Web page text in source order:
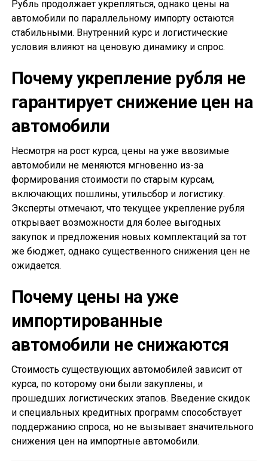
Рубль продолжает укрепляться, однако цены на
автомобили по параллельному импорту остаются
стабильными. Внутренний курс и логистические
условия влияют на ценовую динамику и спрос.
Почему укрепление рубля не
гарантирует снижение цен на
автомобили
Несмотря на рост курса, цены на уже ввозимые
автомобили не меняются мгновенно из-за
формирования стоимости по старым курсам,
включающих пошлины, утильсбор и логистику.
Эксперты отмечают, что текущее укрепление рубля
открывает возможности для более выгодных
закупок и предложения новых комплектаций за тот
же бюджет, однако существенного снижения цен не
ожидается.
Почему цены на уже
импортированные
автомобили не снижаются
Стоимость существующих автомобилей зависит от
курса, по которому они были закуплены, и
прошедших логистических этапов. Введение скидок
и специальных кредитных программ способствует
поддержанию спроса, но не вызывает значительного
снижения цен на импортные автомобили.